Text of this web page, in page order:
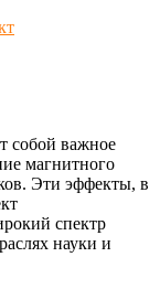
собой важное
магнитного
Эти эффекты, в
спектр
науки и